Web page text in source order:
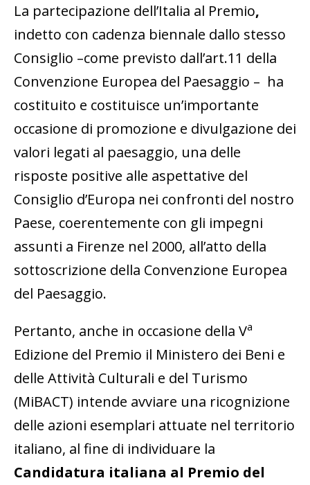
La partecipazione dell’Italia al Premio,
indetto con cadenza biennale dallo stesso
Consiglio –come previsto dall’art.11 della
Convenzione Europea del Paesaggio – ha
costituito e costituisce un’importante
occasione di promozione e divulgazione dei
valori legati al paesaggio, una delle
risposte positive alle aspettative del
Consiglio d’Europa nei confronti del nostro
Paese, coerentemente con gli impegni
assunti a Firenze nel 2000, all’atto della
sottoscrizione della Convenzione Europea
del Paesaggio.
Pertanto, anche in occasione della Va
Edizione del Premio il Ministero dei Beni e
delle Attività Culturali e del Turismo
(MiBACT) intende avviare una ricognizione
delle azioni esemplari attuate nel territorio
italiano, al fine di individuare la
Candidatura italiana al Premio del